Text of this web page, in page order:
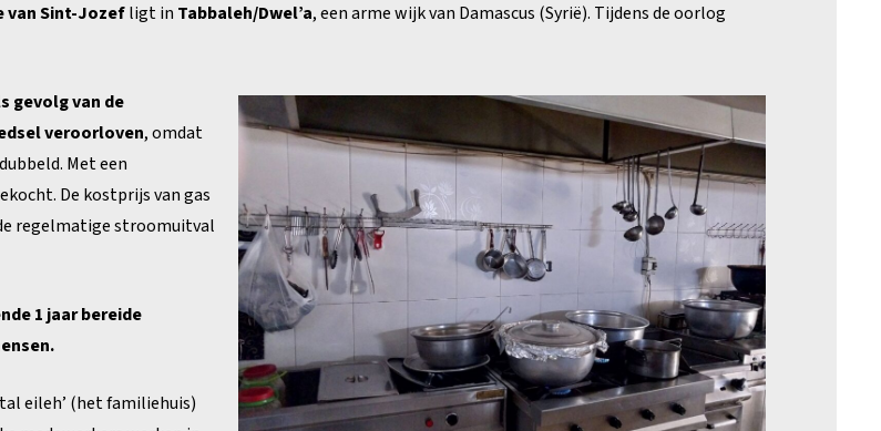
van Sint-Jozefligt in Tabbaleh/Dwel’a, een arme wijk van Damascus (Syrië). Tijdens de oorlog
gevolg van de
veroorloven, omdat
Met een
De kostprijs van gas
regelmatige stroomuitval
1 jaar bereide
eileh’ (het familiehuis)